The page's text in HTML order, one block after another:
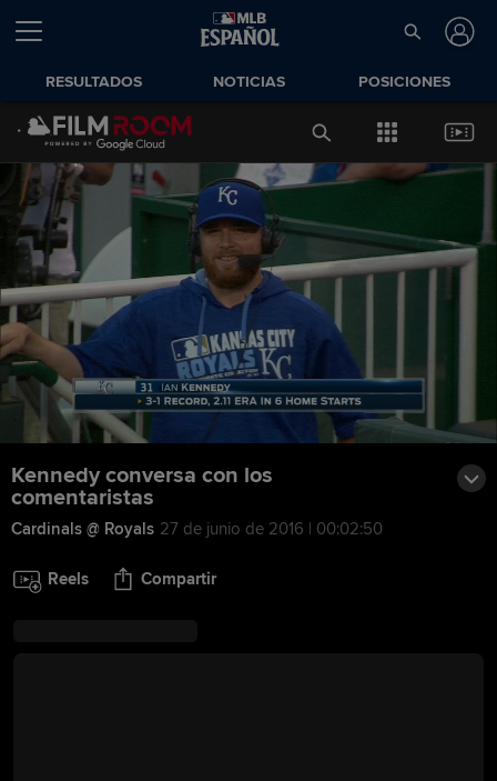
RESULTADOS NOTICIAS POSICIONES
Kennedy conversa con los
comentaristas
Cardinals @ Royals 27 de junio de 2016 | 00:02:50
Reels Compartir